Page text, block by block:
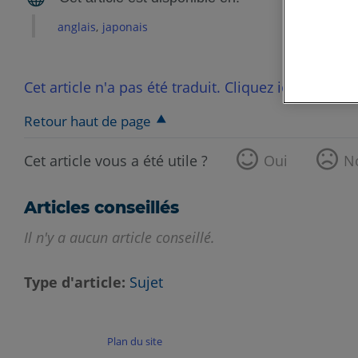
anglais japonais
Cet article n'a pas été traduit. Cliquez ici pour
Retour haut de page
Cet article vous a été utile ? Oui
Articles conseillés
Il n'y a aucun article conseillé.
Type d'article Sujet
Plan du site